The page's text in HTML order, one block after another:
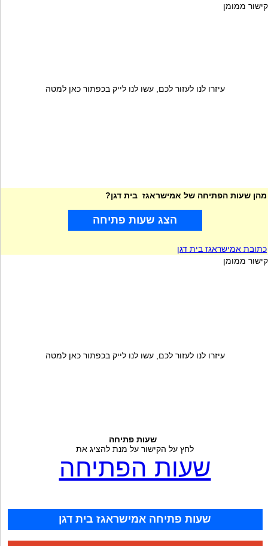
קישור ממומן
עיזרו לנו לעזור לכם, עשו לנו לייק בכפתור כאן למטה
מהן שעות הפתיחה של אמישראגז בית דגן?
הצג שעות פתיחה
כתובת אמישראגז בית דגן
קישור ממומן
עיזרו לנו לעזור לכם, עשו לנו לייק בכפתור כאן למטה
שעות פתיחה
לחץ על הקישור על מנת להציג את
שעות הפתיחה
שעות פתיחה אמישראגז בית דגן